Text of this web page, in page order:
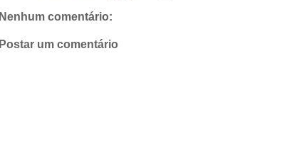
Nenhum comentário:
Postar um comentário